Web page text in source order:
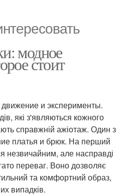
модное
стоит
и эксперименты.
які з'являються кожного
справжній ажіотаж. Один з
платья и брюк. На перший
незвичайним, але насправді
переваг. Воно дозволяє
та комфортний образ,
випадків.